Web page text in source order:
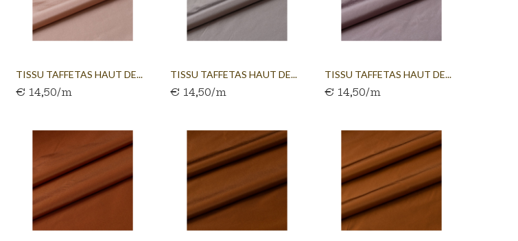
TISSU TAFFETAS HAUT DE...
€ 14,50/m
TISSU TAFFETAS HAUT DE...
€ 14,50/m
TISSU TAFFETAS HAUT DE...
€ 14,50/m